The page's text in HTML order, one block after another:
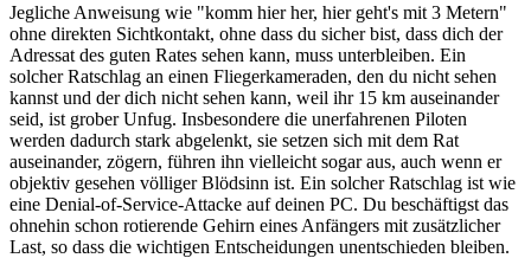
Jegliche Anweisung wie "komm hier her, hier geht's mit 3 Metern"
ohne direkten Sichtkontakt, ohne dass du sicher bist, dass dich der
Adressat des guten Rates sehen kann, muss unterbleiben. Ein
solcher Ratschlag an einen Fliegerkameraden, den du nicht sehen
kannst und der dich nicht sehen kann, weil ihr 15 km auseinander
seid, ist grober Unfug. Insbesondere die unerfahrenen Piloten
werden dadurch stark abgelenkt, sie setzen sich mit dem Rat
auseinander, zögern, führen ihn vielleicht sogar aus, auch wenn er
objektiv gesehen völliger Blödsinn ist. Ein solcher Ratschlag ist wie
eine Denial-of-Service-Attacke auf deinen PC. Du beschäftigst das
ohnehin schon rotierende Gehirn eines Anfängers mit zusätzlicher
Last, so dass die wichtigen Entscheidungen unentschieden bleiben.